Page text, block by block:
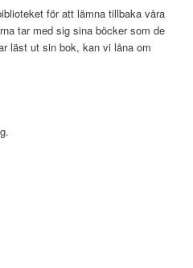
för att lämna tillbaka våra
tar med sig sina böcker som de
läst ut sin bok, kan vi låna om